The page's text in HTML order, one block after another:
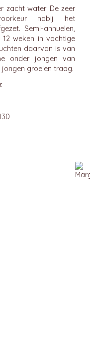
zacht water. De zeer
nabij het
Semi-annuelen,
weken in vochtige
daarvan is van
onder jongen van
groeien traag.